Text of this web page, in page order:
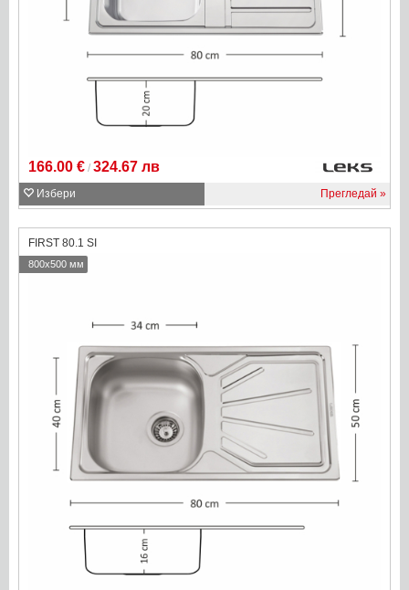
166.00 € / 324.67 лв
Избери Прегледай
FIRST 80.1 SI
800x500 мм